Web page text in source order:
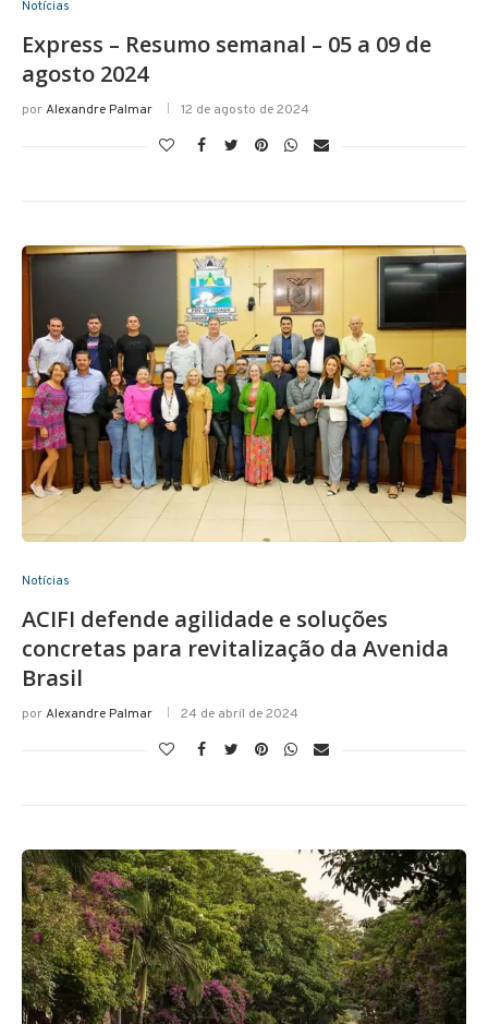
Notícias
Express – Resumo semanal – 05 a 09 de
agosto 2024
porAlexandre Palmar 12 de agosto de 2024
Notícias
ACIFI defende agilidade e soluções
concretas para revitalização da Avenida
Brasil
porAlexandre Palmar 24 de abril de 2024